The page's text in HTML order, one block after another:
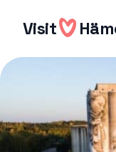
sisältöön
Visit